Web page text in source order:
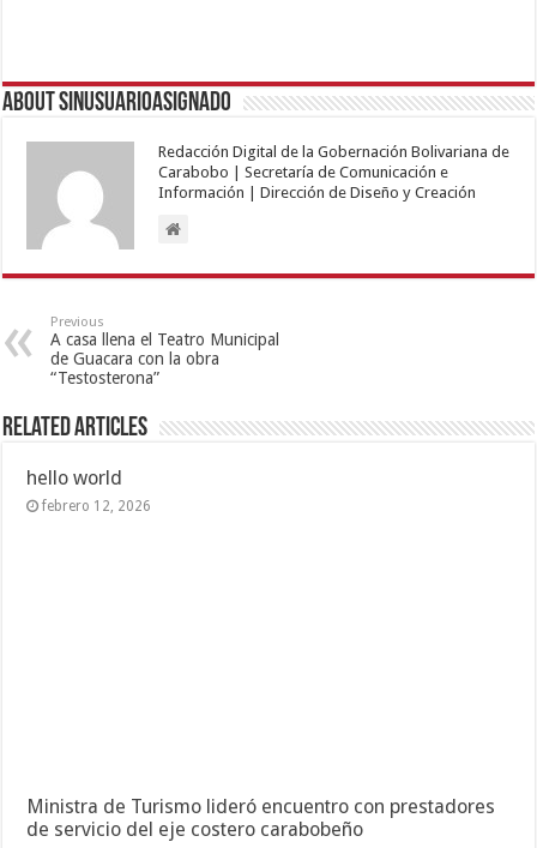
About sinusuarioasignado
Redacción Digital de la Gobernación Bolivariana de
Carabobo | Secretaría de Comunicación e
Información | Dirección de Diseño y Creación
Previous
A casa llena el Teatro Municipal
de Guacara con la obra
“Testosterona”
Related Articles
hello world
febrero 12, 2026
Ministra de Turismo lideró encuentro con prestadores
de servicio del eje costero carabobeño